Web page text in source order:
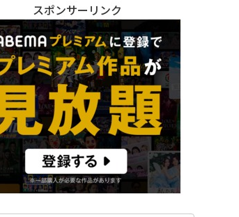
スポンサーリンク